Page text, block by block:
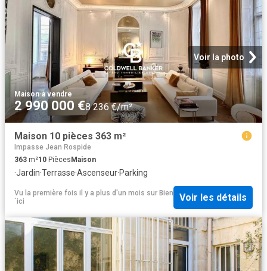
Voir la photo
Maison·à vendre
2 990 000 €8 236 €/m²
Maison 10 pièces 363 m²
Impasse Jean Rospide
363 m²10 Pièces Maison
·Jardin·Terrasse·Ascenseur·Parking
Vu la première fois il y a plus d'un mois sur Bien
´ici
Voir les détails